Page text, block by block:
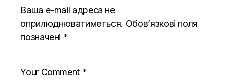
Ваша e-mail адреса не
оприлюднюватиметься. Обов’язкові поля
позначені *